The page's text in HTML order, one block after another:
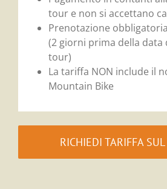
tour e non si accettano
Prenotazione
(2 giorni prima della data
tour)
La tariffa NON include il
Mountain Bike
RICHIEDI TARIFFA SUL